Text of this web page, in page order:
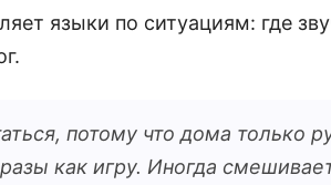
языки по ситуациям: где
потому что дома только
как игру. Иногда